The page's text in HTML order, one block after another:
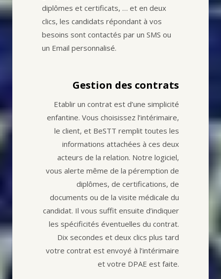
diplômes et certificats, … et en deux
clics, les candidats répondant à vos
besoins sont contactés par un SMS ou
un Email personnalisé.
Gestion des contrats
Etablir un contrat est d’une simplicité
enfantine. Vous choisissez l’intérimaire,
le client, et BeSTT remplit toutes les
informations attachées à ces deux
acteurs de la relation. Notre logiciel,
vous alerte même de la péremption de
diplômes, de certifications, de
documents ou de la visite médicale du
candidat. Il vous suffit ensuite d’indiquer
les spécificités éventuelles du contrat.
Dix secondes et deux clics plus tard
votre contrat est envoyé à l’intérimaire
et votre DPAE est faite.